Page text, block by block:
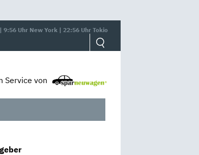
Uhr New York | 22:56 Uhr Tokio
Service von